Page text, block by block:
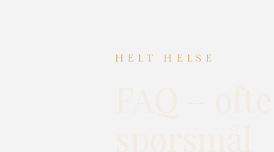
HELT HELSE